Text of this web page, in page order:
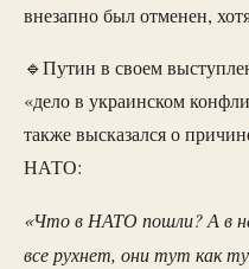
внезапно был отменен,
🔹Путин в своем
«дело в украинском
также высказался о
НАТО:
«Что в НАТО пошли? А в
все рухнет, они тут как